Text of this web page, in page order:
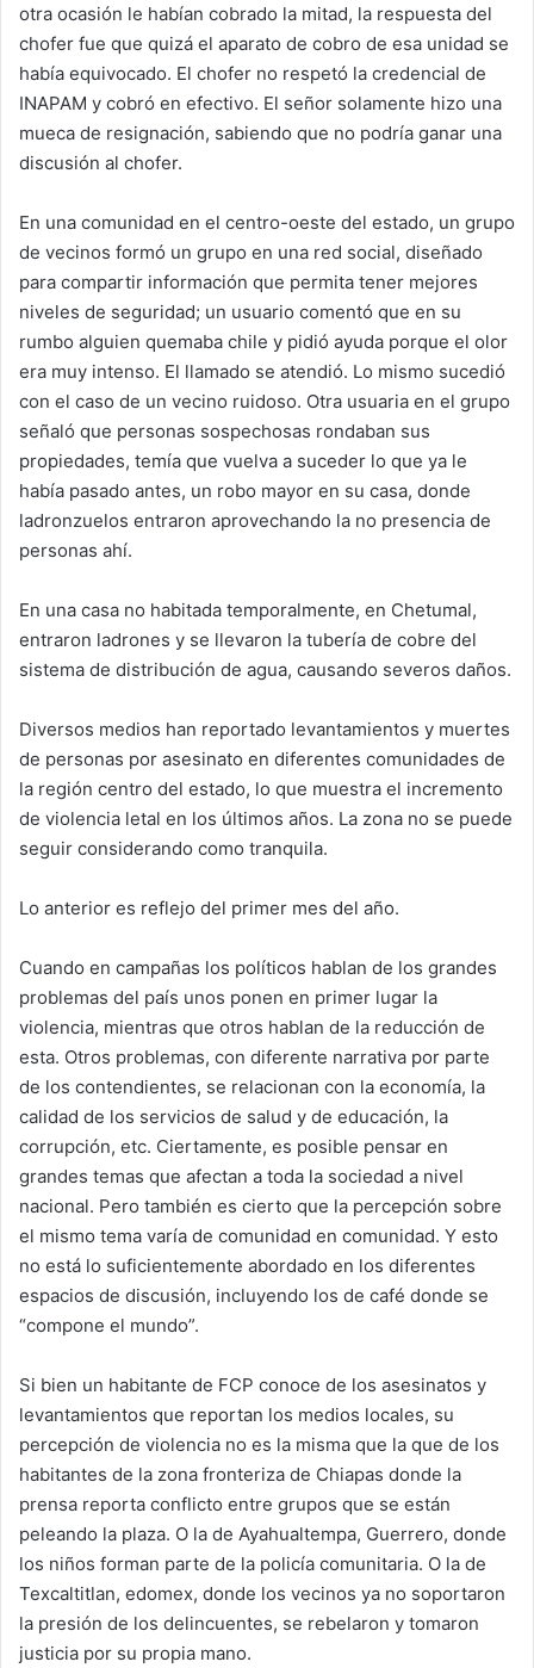
otra ocasión le habían cobrado la mitad, la respuesta del
chofer fue que quizá el aparato de cobro de esa unidad se
había equivocado. El chofer no respetó la credencial de
INAPAM y cobró en efectivo. El señor solamente hizo una
mueca de resignación, sabiendo que no podría ganar una
discusión al chofer.
En una comunidad en el centro-oeste del estado, un grupo
de vecinos formó un grupo en una red social, diseñado
para compartir información que permita tener mejores
niveles de seguridad; un usuario comentó que en su
rumbo alguien quemaba chile y pidió ayuda porque el olor
era muy intenso. El llamado se atendió. Lo mismo sucedió
con el caso de un vecino ruidoso. Otra usuaria en el grupo
señaló que personas sospechosas rondaban sus
propiedades, temía que vuelva a suceder lo que ya le
había pasado antes, un robo mayor en su casa, donde
ladronzuelos entraron aprovechando la no presencia de
personas ahí.
En una casa no habitada temporalmente, en Chetumal,
entraron ladrones y se llevaron la tubería de cobre del
sistema de distribución de agua, causando severos daños.
Diversos medios han reportado levantamientos y muertes
de personas por asesinato en diferentes comunidades de
la región centro del estado, lo que muestra el incremento
de violencia letal en los últimos años. La zona no se puede
seguir considerando como tranquila.
Lo anterior es reflejo del primer mes del año.
Cuando en campañas los políticos hablan de los grandes
problemas del país unos ponen en primer lugar la
violencia, mientras que otros hablan de la reducción de
esta. Otros problemas, con diferente narrativa por parte
de los contendientes, se relacionan con la economía, la
calidad de los servicios de salud y de educación, la
corrupción, etc. Ciertamente, es posible pensar en
grandes temas que afectan a toda la sociedad a nivel
nacional. Pero también es cierto que la percepción sobre
el mismo tema varía de comunidad en comunidad. Y esto
no está lo suficientemente abordado en los diferentes
espacios de discusión, incluyendo los de café donde se
“compone el mundo”.
Si bien un habitante de FCP conoce de los asesinatos y
levantamientos que reportan los medios locales, su
percepción de violencia no es la misma que la que de los
habitantes de la zona fronteriza de Chiapas donde la
prensa reporta conflicto entre grupos que se están
peleando la plaza. O la de Ayahualtempa, Guerrero, donde
los niños forman parte de la policía comunitaria. O la de
Texcaltitlan, edomex, donde los vecinos ya no soportaron
la presión de los delincuentes, se rebelaron y tomaron
justicia por su propia mano.